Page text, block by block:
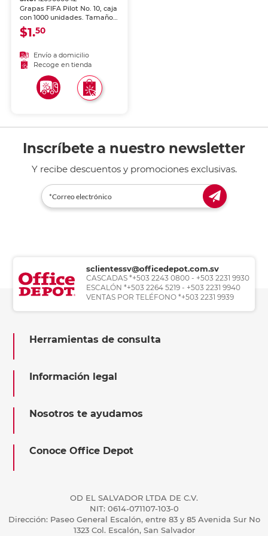
Grapas FIFA Pilot No. 10, caja
con 1000 unidades. Tamaño
No. 10 ideal para mini
engrapadoras. Fabricadas
resistente. Engrapado
limpio y sin atascos. Ideales
para uso escolar y oficina.
$1.50
Envío a domicilio
Recoge en tienda
Inscríbete a nuestro newsletter
Y recibe descuentos y promociones exclusivas.
sclientessv@officedepot.com.sv
CASCADAS *+503 2243 0800 - +503 2231 9930
ESCALÓN *+503 2264 5219 - +503 2231 9940
VENTAS POR TELÉFONO *+503 2231 9939
Herramientas de consulta
Información legal
Nosotros te ayudamos
Conoce Office Depot
OD EL SALVADOR LTDA DE C.V.
NIT: 0614-071107-103-0
Dirección: Paseo General Escalón, entre 83 y 85 Avenida Sur No
1323 Col. Escalón, San Salvador